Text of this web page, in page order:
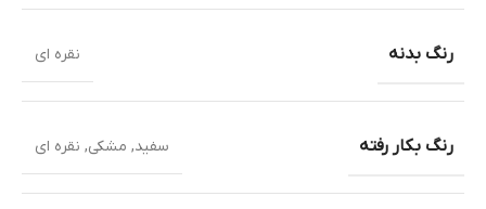
رنگ بدنه نقره ای
رنگ بکار رفته سفید, مشکی, نقره ای